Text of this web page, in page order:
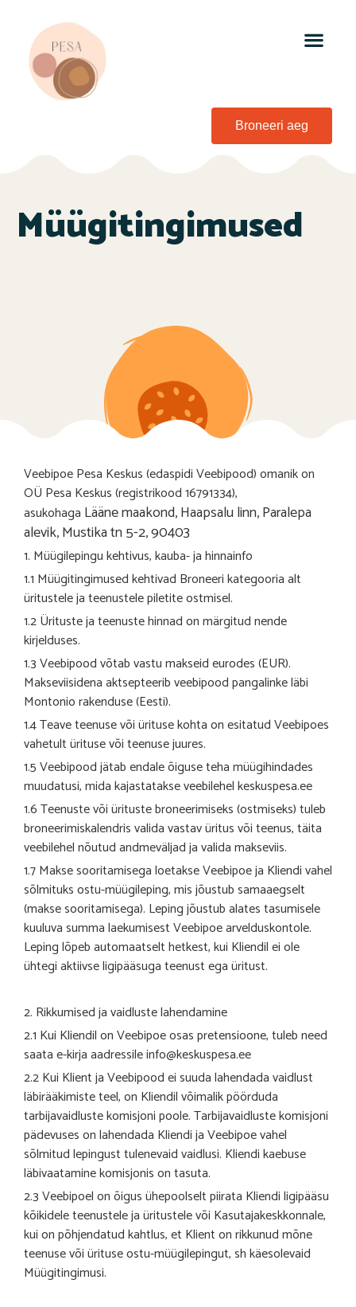
Broneeri aeg
Müügitingimused
Veebipoe Pesa Keskus (edaspidi Veebipood) omanik on
OÜ Pesa Keskus (registrikood16791334),
asukohaga Lääne maakond, Haapsalu linn, Paralepa
alevik, Mustika tn 5-2, 90403
1. Müügilepingu kehtivus, kauba- ja hinnainfo
1.1 Müügitingimused kehtivad Broneeri kategooria alt
üritustele ja teenustele piletite ostmisel.
1.2 Ürituste ja teenuste hinnad on märgitud nende
kirjelduses.
1.3 Veebipood võtab vastu makseid eurodes (EUR).
Makseviisidena aktsepteerib veebipood pangalinke läbi
Montonio rakenduse (Eesti).
1.4 Teave teenuse või ürituse kohta on esitatud Veebipoes
vahetult ürituse või teenuse juures.
1.5 Veebipood jätab endale õiguse teha müügihindades
muudatusi, mida kajastatakse veebilehel keskuspesa.ee
1.6 Teenuste või ürituste broneerimiseks (ostmiseks) tuleb
broneerimiskalendris valida vastav üritus või teenus, täita
veebilehel nõutud andmeväljad ja valida makseviis.
1.7 Makse sooritamisega loetakse Veebipoe ja Kliendi vahel
sõlmituks ostu-müügileping, mis jõustub samaaegselt
(makse sooritamisega). Leping jõustub alates tasumisele
kuuluva summa laekumisest Veebipoe arvelduskontole.
Leping lõpeb automaatselt hetkest, kui Kliendil ei ole
ühtegi aktiivse ligipääsuga teenust ega üritust.
2. Rikkumised ja vaidluste lahendamine
2.1 Kui Kliendil on Veebipoe osas pretensioone, tuleb need
saata e-kirja aadressile info@keskuspesa.ee
2.2 Kui Klient ja Veebipood ei suuda lahendada vaidlust
läbirääkimiste teel, on Kliendil võimalik pöörduda
tarbijavaidluste komisjoni poole. Tarbijavaidluste komisjoni
pädevuses on lahendada Kliendi ja Veebipoe vahel
sõlmitud lepingust tulenevaid vaidlusi. Kliendi kaebuse
läbivaatamine komisjonis on tasuta.
2.3 Veebipoel on õigus ühepoolselt piirata Kliendi ligipääsu
kõikidele teenustele ja üritustele või Kasutajakeskkonnale,
kui on põhjendatud kahtlus, et Klient on rikkunud mõne
teenuse või ürituse ostu-müügilepingut, sh käesolevaid
Müügitingimusi.